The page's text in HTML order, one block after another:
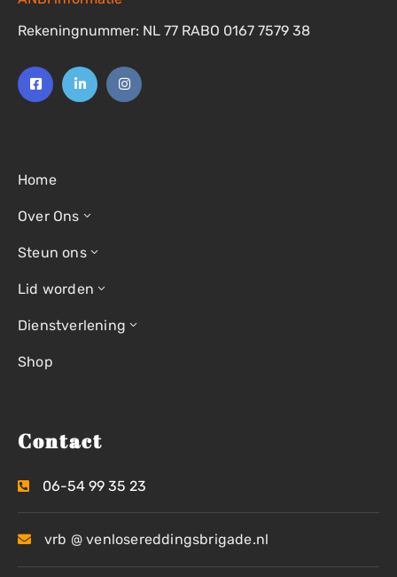
Rekeningnummer: NL 77 RABO 0167 7579 38
Home
Over Ons
Steun ons
Lid worden
Dienstverlening
Shop
Contact
06-54 99 35 23
vrb @ venlosereddingsbrigade.nl